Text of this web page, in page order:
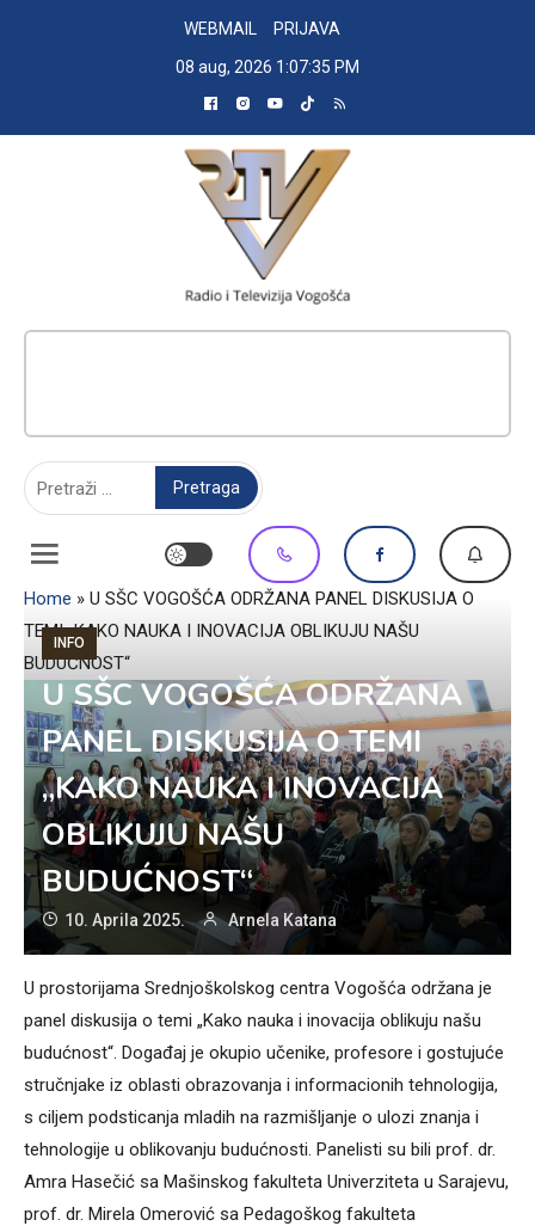
WEBMAIL
PRIJAVA
08 aug, 2026 1:07:36 PM
Home » U SŠC VOGOŠĆA ODRŽANA PANEL DISKUSIJA O
TEMI „KAKO NAUKA I INOVACIJA OBLIKUJU NAŠU
BUDUĆNOST“
INFO
U SŠC VOGOŠĆA ODRŽANA
PANEL DISKUSIJA O TEMI
„KAKO NAUKA I INOVACIJA
OBLIKUJU NAŠU
BUDUĆNOST“
10. Aprila 2025. Arnela Katana
U prostorijama Srednjoškolskog centra Vogošća održana je
panel diskusija o temi „Kako nauka i inovacija oblikuju našu
budućnost“. Događaj je okupio učenike, profesore i gostujuće
stručnjake iz oblasti obrazovanja i informacionih tehnologija,
s ciljem podsticanja mladih na razmišljanje o ulozi znanja i
tehnologije u oblikovanju budućnosti. Panelisti su bili prof. dr.
Amra Hasečić sa Mašinskog fakulteta Univerziteta u Sarajevu,
prof. dr. Mirela Omerović sa Pedagoškog fakulteta